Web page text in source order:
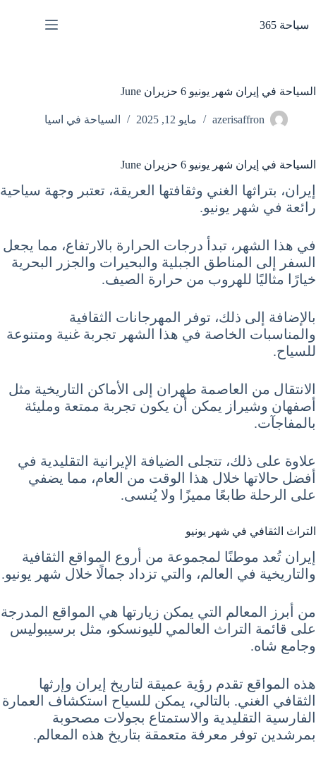
المحتوى
سياحة 365
السياحة في إيران شهر يونيو 6 حزيران June
azerisaffron مايو 12, 2025 السياحة في اسيا
السياحة في إيران شهر يونيو 6 حزيران June
إيران، بتراثها الغني وثقافتها العريقة، تعتبر وجهة سياحية
رائعة في شهر يونيو.
في هذا الشهر، تبدأ درجات الحرارة بالارتفاع، مما يجعل
السفر إلى المناطق الجبلية والبحيرات والجزر البحرية
خيارًا مثاليًا للهروب من حرارة الصيف.
بالإضافة إلى ذلك، توفر المهرجانات الثقافية
والمناسبات الخاصة في هذا الشهر تجربة غنية ومتنوعة
للسياح.
الانتقال من العاصمة طهران إلى الأماكن التاريخية مثل
أصفهان وشيراز يمكن أن يكون تجربة ممتعة ومليئة
بالمفاجآت.
علاوة على ذلك، تتجلى الضيافة الإيرانية التقليدية في
أفضل حالاتها خلال هذا الوقت من العام، مما يضفي
على الرحلة طابعًا مميزًا ولا يُنسى.
التراث الثقافي في شهر يونيو
إيران تُعد موطنًا لمجموعة من أروع المواقع الثقافية
والتاريخية في العالم، والتي تزداد جمالًا خلال شهر يونيو.
من أبرز المعالم التي يمكن زيارتها هي المواقع المدرجة
على قائمة التراث العالمي لليونسكو، مثل برسيبوليس
وجامع شاه.
هذه المواقع تقدم رؤية عميقة لتاريخ إيران وإرثها
الثقافي الغني. بالتالي، يمكن للسياح استكشاف العمارة
الفارسية التقليدية والاستمتاع بجولات مصحوبة
بمرشدين توفر معرفة متعمقة بتاريخ هذه المعالم.